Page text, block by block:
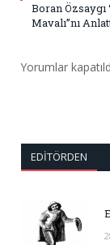
Boran Özsaygı
Mavalı”nı
Yorumlar
EDITÖRDEN